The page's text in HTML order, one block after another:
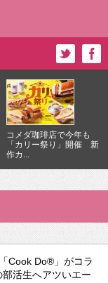
コメダ珈琲店で今年も
「カリー祭り」開催 新
作カ...
Cook Do®」がコラ
活生へアツいエー